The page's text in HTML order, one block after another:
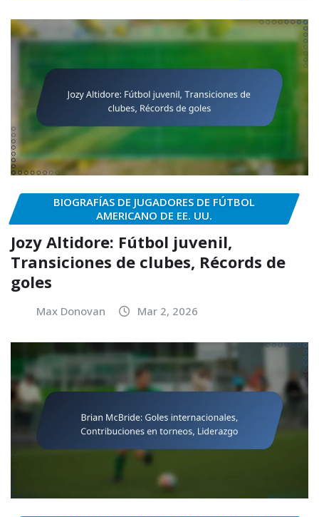
BIOGRAFÍAS DE JUGADORES DE FÚTBOL
AMERICANO DE EE. UU.
Jozy Altidore: Fútbol juvenil,
Transiciones de clubes, Récords de
goles
Max Donovan Mar 2, 2026